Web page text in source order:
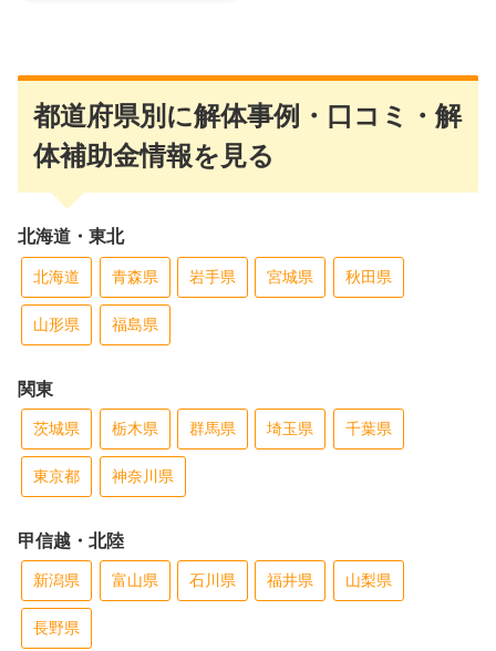
都道府県別に解体事例・口コミ・解
体補助金情報を見る
北海道・東北
北海道 青森県 岩手県 宮城県 秋田県
山形県 福島県
関東
茨城県 栃木県 群馬県 埼玉県 千葉県
東京都 神奈川県
甲信越・北陸
新潟県 富山県 石川県 福井県 山梨県
長野県